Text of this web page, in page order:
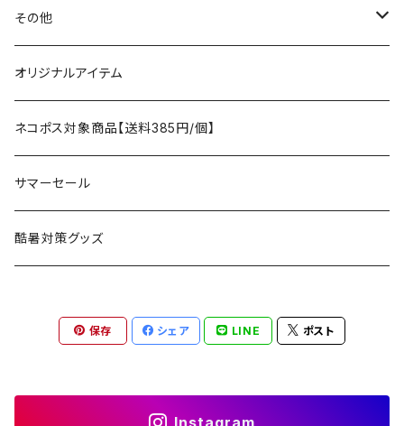
asobito
AS2OV
AXESQUIN
Ballistics
BEDROCK SANDALS
BROOKLYN WORKS
ポーチ／サコッシュ
ストレージ
パッキングアクセサリー
スリーピングギア
クッキングギア
カトラリー
ヘッドライト／ランタン
アクセサリー
テント、シェルター
タープ
スリーピングギア
寝袋
マット
アクセサリー
テーブル、チェア
テーブル
チェア
ランタン、ライト
燃料ランタン
LEDライト
焚火台／薪ストーブ
焚火台
七輪、グリル
暖房器具
ガスストーブ
湯たんぽ
斧、鉈
クッキングギア
バーナー／ストーブ
コンテナ、ギアケース
トップス
ボトムス
アンダーウェア
ハンドウェア
ヘッドギア
フットウェア
アクセサリー
その他
遊び
フィッシング
ラジコン
ケア用品
雑貨
アウトレット
オリジナルアイテム
ネコポス対象商品【送料385円/個】
サマーセール
酷暑対策グッズ
保存 シェア LINE ポスト